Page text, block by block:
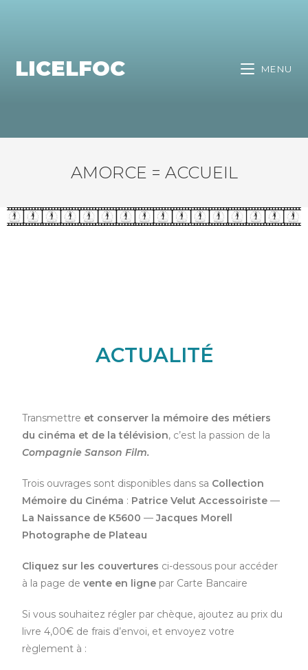
LICELFOC MENU
AMORCE = ACCUEIL
ACTUALITÉ
Transmettre et conserver la mémoire des métiers
du cinéma et de la télévision, c’est la passion de la
Compagnie Sanson Film.
Trois ouvrages sont disponibles dans sa Collection
Mémoire du Cinéma : Patrice Velut Accessoiriste —
La Naissance de K5600 — Jacques Morell
Photographe de Plateau
Cliquez sur les couvertures ci-dessous pour accéder
à la page devente en ligne par Carte Bancaire
Si vous souhaitez régler par chèque, ajoutez au prix du
livre 4,00€ de frais d’envoi, et envoyez votre
règlement à :